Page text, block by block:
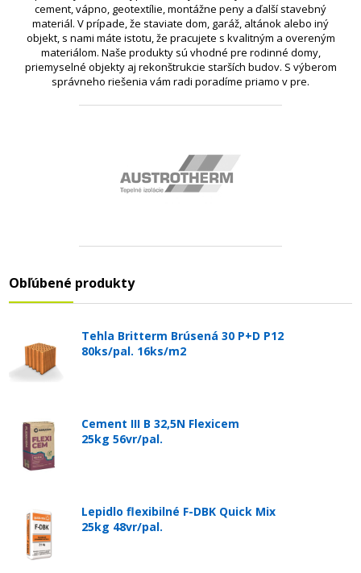
cement, vápno, geotextílie, montážne peny a ďalší stavebný
materiál. V prípade, že staviate dom, garáž, altánok alebo iný
objekt, s nami máte istotu, že pracujete s kvalitným a overeným
materiálom. Naše produkty sú vhodné pre rodinné domy,
priemyselné objekty aj rekonštrukcie starších budov. S výberom
správneho riešenia vám radi poradíme priamo v pre.
Obľúbené produkty
Tehla Britterm Brúsená 30 P+D P12
80ks/pal. 16ks/m2
Cement III B 32,5N Flexicem
25kg 56vr/pal.
Lepidlo flexibilné F-DBK Quick Mix
25kg 48vr/pal.